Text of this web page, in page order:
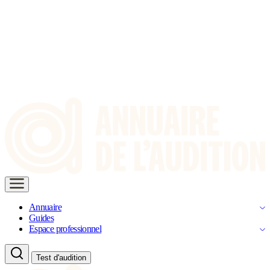
Annuaire
Guides
Espace professionnel
Test d'audition